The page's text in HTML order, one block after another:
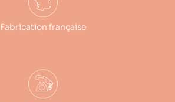
Fabrication française